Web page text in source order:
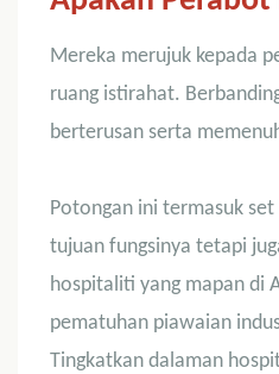
Mereka merujuk kepada
ruang istirahat.
berterusan serta
Potongan ini termasuk
tujuan fungsinya tetapi
hospitaliti yang mapan di
pematuhan piawaian
Tingkatkan dalaman